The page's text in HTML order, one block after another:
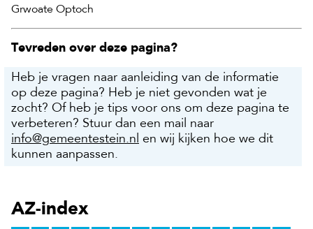
Grwoate Optoch
Tevreden over deze pagina?
Heb je vragen naar aanleiding van de informatie
op deze pagina? Heb je niet gevonden wat je
zocht? Of heb je tips voor ons om deze pagina te
verbeteren? Stuur dan een mail naar
info@gemeentestein.nl
en wij kijken hoe we dit
kunnen aanpassen.
AZ-index